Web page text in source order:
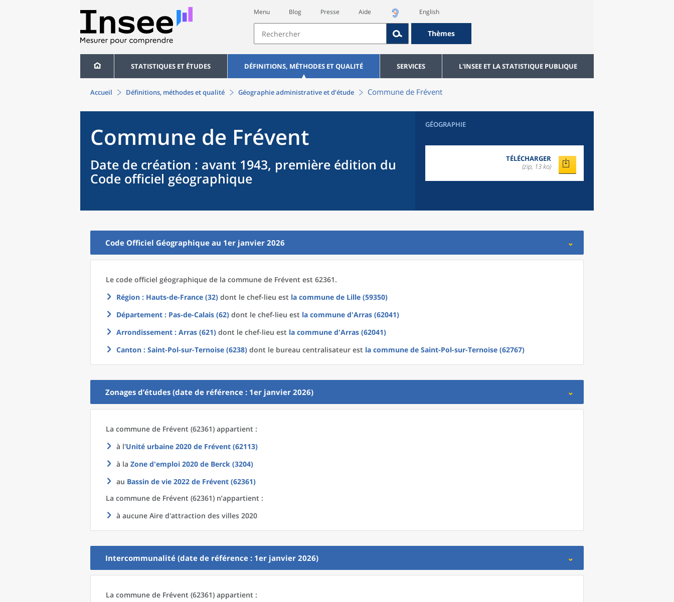
Menu Blog Presse Aide English
Thèmes
STATISTIQUES ET ÉTUDES DÉFINITIONS, MÉTHODES ET QUALITÉ SERVICES L'INSEE ET LA STATISTIQUE PUBLIQUE
Accueil Définitions, méthodes et qualité Géographie administrative et d’étude Commune de Frévent
Commune de Frévent
Date de création : avant 1943, première édition du
Code officiel géographique
GÉOGRAPHIE
TÉLÉCHARGER
(zip, 13 ko)
Code Officiel Géographique au 1er janvier 2026
Le code officiel géographique de la commune de Frévent est 62361.
Région : Hauts-de-France (32) dont le chef-lieu est la commune de Lille (59350)
Département : Pas-de-Calais (62) dont le chef-lieu est la commune d'Arras (62041)
Arrondissement : Arras (621) dont le chef-lieu est la commune d'Arras (62041)
Canton : Saint-Pol-sur-Ternoise (6238) dont le bureau centralisateur est la commune de Saint-Pol-sur-Ternoise (62767)
Zonages d’études (date de référence : 1er janvier 2026)
La commune de Frévent (62361) appartient :
à l'Unité urbaine 2020 de Frévent (62113)
à la Zone d'emploi 2020 de Berck (3204)
au Bassin de vie 2022 de Frévent (62361)
La commune de Frévent (62361) n’appartient :
à aucune Aire d'attraction des villes 2020
Intercommunalité (date de référence : 1er janvier 2026)
La commune de Frévent (62361) appartient :